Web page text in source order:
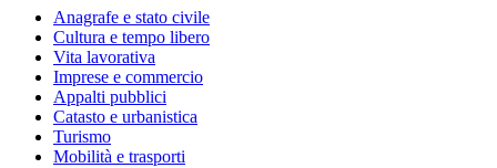
Anagrafe e stato civile
Cultura e tempo libero
Vita lavorativa
Imprese e commercio
Appalti pubblici
Catasto e urbanistica
Turismo
Mobilità e trasporti